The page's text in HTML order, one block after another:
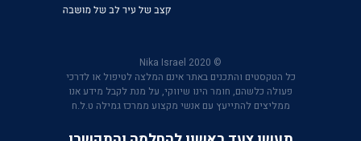
© 2020 Nika Israel
כל הטקסטים והתכנים באתר אינם המלצה לטיפול או לדרכי
פעולה כלשהם, חומר הינו שיווקי, על מנת לקבל מידע אנו
ממליצים להתייעץ עם אנשי מקצוע ממרכז גמילה ט.ל.ח